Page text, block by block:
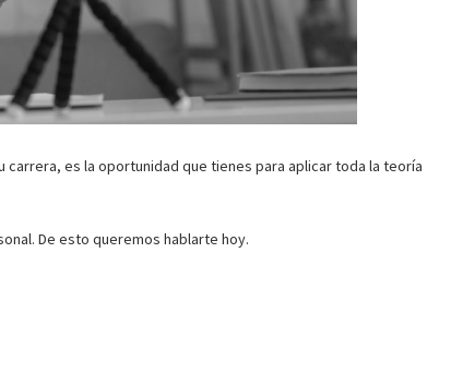
es la oportunidad que tienes para aplicar toda la teoría
De esto queremos hablarte hoy.